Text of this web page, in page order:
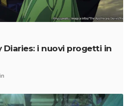
Diaries: i nuovi progetti in